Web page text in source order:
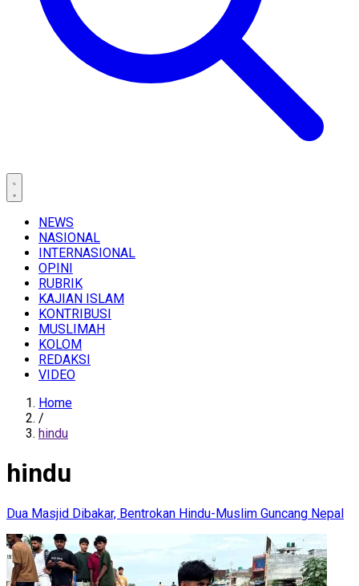
NEWS
NASIONAL
INTERNASIONAL
OPINI
RUBRIK
KAJIAN ISLAM
KONTRIBUSI
MUSLIMAH
KOLOM
REDAKSI
VIDEO
Home
/
hindu
hindu
Dua Masjid Dibakar, Bentrokan Hindu-Muslim Guncang Nepal